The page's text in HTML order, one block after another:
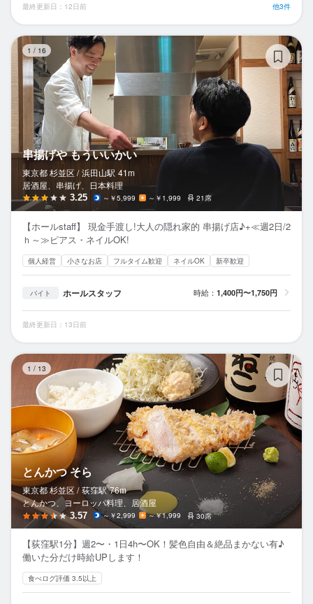
最終更新日：12日前 他3件
1 / 16
串揚げや もういいかい
東京都 杉並区 / 浜田山駅 41m
居酒屋、串揚げ、日本料理
3.25 ～￥5,999 ～￥1,999 21席
【ホールstaff】 現金手渡し!大人の隠れ家的 串揚げ店♪+≪週2日/2
ｈ～≫ピアス・ネイルOK!
個人経営 小さなお店 フルタイム歓迎 ネイルOK 新卒歓迎
バイト ホールスタッフ 時給： 1,400円〜1,750円
最終更新日：13日前
1 / 13
とんかつ そら
東京都 杉並区 / 荻窪駅 76m
とんかつ、ヨーロッパ料理、居酒屋
3.57 ～￥2,999 ～￥1,999 30席
【荻窪駅1分】週2〜・1日4h〜OK！髪色自由＆絶品まかない有♪
働いた分だけ時給UPします！
食べログ評価 3.5以上